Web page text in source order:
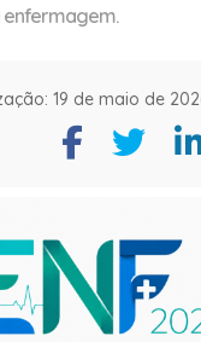
19 de maio de